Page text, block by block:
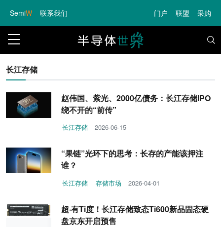
SemiW 联系我们 门户 联盟 采购
长江存储
赵伟国、紫光、2000亿债务：长江存储IPO
绕不开的“前传”
长江存储 2026-06-15
“果链”光环下的思考：长存的产能该押注
谁？
长江存储 存储市场 2026-04-01
超·有Ti度！长江存储致态Ti600新品固态硬
盘京东开启预售